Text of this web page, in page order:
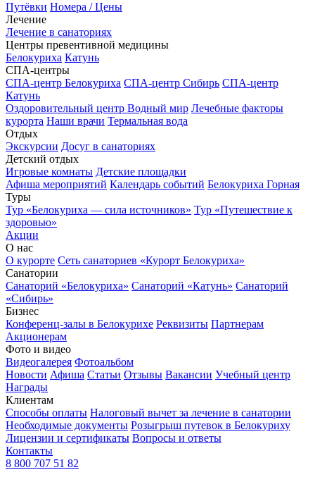
Путёвки Номера / Цены
Лечение
Лечение в санаториях
Центры превентивной медицины
Белокуриха Катунь
СПА-центры
СПА-центр Белокуриха СПА-центр Сибирь СПА-центр
Катунь
Оздоровительный центр Водный мир Лечебные факторы
курорта Наши врачи Термальная вода
Отдых
Экскурсии Досуг в санаториях
Детский отдых
Игровые комнаты Детские площадки
Афиша мероприятий Календарь событий Белокуриха Горная
Туры
Тур «Белокуриха — сила источников» Тур «Путешествие к
здоровью»
Акции
О нас
О курорте Сеть санаториев «Курорт Белокуриха»
Санатории
Санаторий «Белокуриха» Санаторий «Катунь» Санаторий
«Сибирь»
Бизнес
Конференц-залы в Белокурихе Реквизиты Партнерам
Акционерам
Фото и видео
Видеогалерея Фотоальбом
Новости Афиша Статьи Отзывы Вакансии Учебный центр
Награды
Клиентам
Способы оплаты Налоговый вычет за лечение в санатории
Необходимые документы Розыгрыш путевок в Белокуриху
Лицензии и сертификаты Вопросы и ответы
Контакты
8 800 707 51 82